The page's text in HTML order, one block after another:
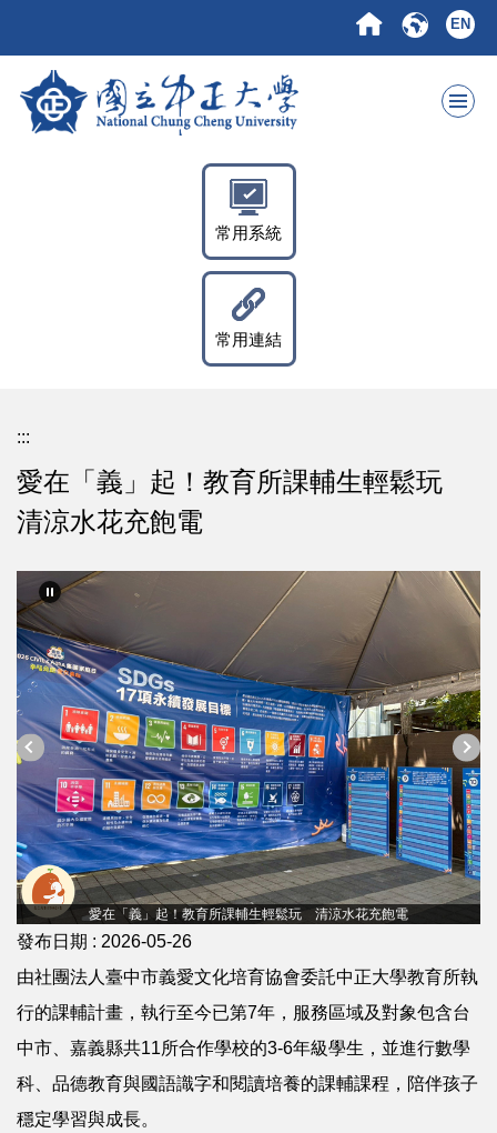
要
EN
常用系統
常用連結
:::
愛在「義」起！教育所課輔生輕鬆玩
清涼水花充飽電
愛在「義」起！教育所課輔生輕鬆玩 清涼水花充飽電
發布日期 : 2026-05-26
由社團法人臺中市義愛文化培育協會委託中正大學教育所執
行的課輔計畫，執行至今已第7年，服務區域及對象包含台
中市、嘉義縣共11所合作學校的3-6年級學生，並進行數學
科、品德教育與國語識字和閱讀培養的課輔課程，陪伴孩子
穩定學習與成長。